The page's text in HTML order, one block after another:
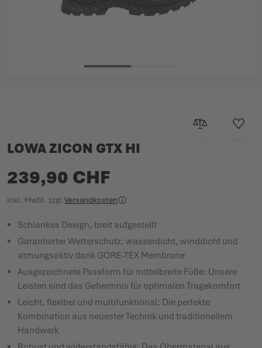
Zur Zur
LOWA ZICON GTX HI
239,90 CHF
Inkl. MwSt. zzgl.Versandkosten
Schlankes Design, breit aufgestellt
Garantierter Wetterschutz: wasserdicht, winddicht und
atmungsaktiv dank GORE-TEX Membrane
Ausgezeichnete Passform für mittelbreite Füße: Unsere
Leisten sind das Geheimnis für optimalen Tragekomfort
Leicht, flexibel und multifunktional: Die perfekte
Kombination aus neuester Technik und traditionellem
Handwerk